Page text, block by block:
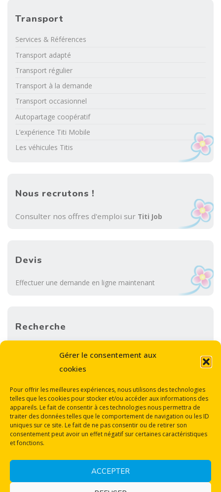
Gérer le consentement aux
cookies
Pour offrir les meilleures expériences, nous utilisons des technologies
telles que les cookies pour stocker et/ou accéder aux informations des
appareils. Le fait de consentir à ces technologies nous permettra de
traiter des données telles que le comportement de navigation ou les ID
uniques sur ce site. Le fait de ne pas consentir ou de retirer son
consentement peut avoir un effet négatif sur certaines caractéristiques
et fonctions.
ACCEPTER
Transport
Services & Références
Transport adapté
Transport régulier
Transport à la demande
Transport occasionnel
Autopartage coopératif
L’expérience Titi Mobile
Les véhicules Titis
Nous recrutons !
Consulter nos offres d'emploi sur Titi Job
Devis
Effectuer une demande en ligne maintenant
Recherche
for:
Protection des données personnelles
Politique de cookies (UE)
Back
to